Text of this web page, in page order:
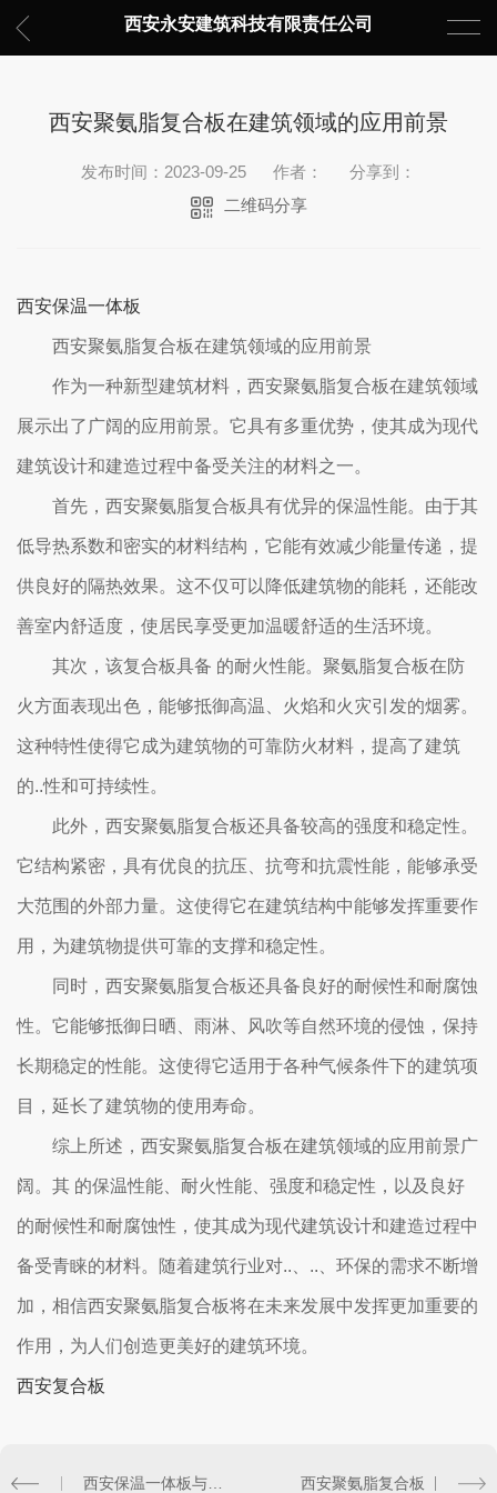
西安永安建筑科技有限责任公司
西安聚氨脂复合板在建筑领域的应用前景
发布时间：2023-09-25 作者：
分享到：
二维码分享
西安保温一体板
西安聚氨脂复合板在建筑领域的应用前景
作为一种新型建筑材料，西安聚氨脂复合板在建筑领域
展示出了广阔的应用前景。它具有多重优势，使其成为现代
建筑设计和建造过程中备受关注的材料之一。
首先，西安聚氨脂复合板具有优异的保温性能。由于其
低导热系数和密实的材料结构，它能有效减少能量传递，提
供良好的隔热效果。这不仅可以降低建筑物的能耗，还能改
善室内舒适度，使居民享受更加温暖舒适的生活环境。
其次，该复合板具备 的耐火性能。聚氨脂复合板在防
火方面表现出色，能够抵御高温、火焰和火灾引发的烟雾。
这种特性使得它成为建筑物的可靠防火材料，提高了建筑
的..性和可持续性。
此外，西安聚氨脂复合板还具备较高的强度和稳定性。
它结构紧密，具有优良的抗压、抗弯和抗震性能，能够承受
大范围的外部力量。这使得它在建筑结构中能够发挥重要作
用，为建筑物提供可靠的支撑和稳定性。
同时，西安聚氨脂复合板还具备良好的耐候性和耐腐蚀
性。它能够抵御日晒、雨淋、风吹等自然环境的侵蚀，保持
长期稳定的性能。这使得它适用于各种气候条件下的建筑项
目，延长了建筑物的使用寿命。
综上所述，西安聚氨脂复合板在建筑领域的应用前景广
阔。其 的保温性能、耐火性能、强度和稳定性，以及良好
的耐候性和耐腐蚀性，使其成为现代建筑设计和建造过程中
备受青睐的材料。随着建筑行业对..、..、环保的需求不断增
加，相信西安聚氨脂复合板将在未来发展中发挥更加重要的
作用，为人们创造更美好的建筑环境。
西安复合板
西安聚氨脂复合板